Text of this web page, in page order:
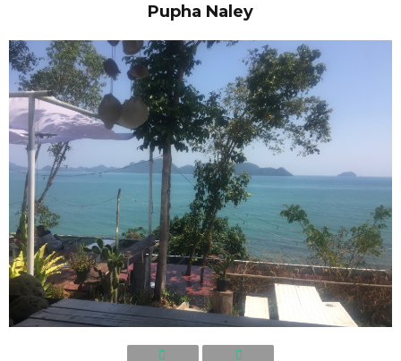
Pupha Naley